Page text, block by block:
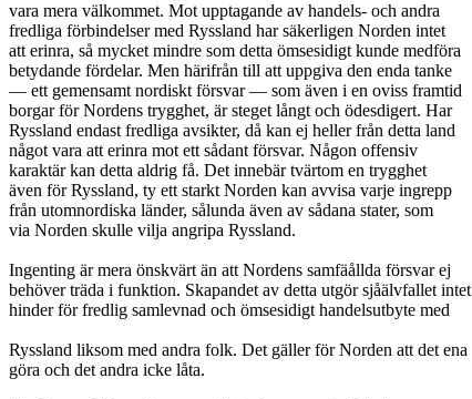
vara mera välkommet. Mot upptagande av handels- och andra
fredliga förbindelser med Ryssland har säkerligen Norden intet
att erinra, så mycket mindre som detta ömsesidigt kunde medföra
betydande fördelar. Men härifrån till att uppgiva den enda tanke
— ett gemensamt nordiskt försvar — som även i en oviss framtid
borgar för Nordens trygghet, är steget långt och ödesdigert. Har
Ryssland endast fredliga avsikter, då kan ej heller från detta land
något vara att erinra mot ett sådant försvar. Någon offensiv
karaktär kan detta aldrig få. Det innebär tvärtom en trygghet
även för Ryssland, ty ett starkt Norden kan avvisa varje ingrepp
från utomnordiska länder, sålunda även av sådana stater, som
via Norden skulle vilja angripa Ryssland.
Ingenting är mera önskvärt än att Nordens samfäållda försvar ej
behöver träda i funktion. Skapandet av detta utgör sjåälvfallet intet
hinder för fredlig samlevnad och ömsesidigt handelsutbyte med
Ryssland liksom med andra folk. Det gäller för Norden att det ena
göra och det andra icke låta.